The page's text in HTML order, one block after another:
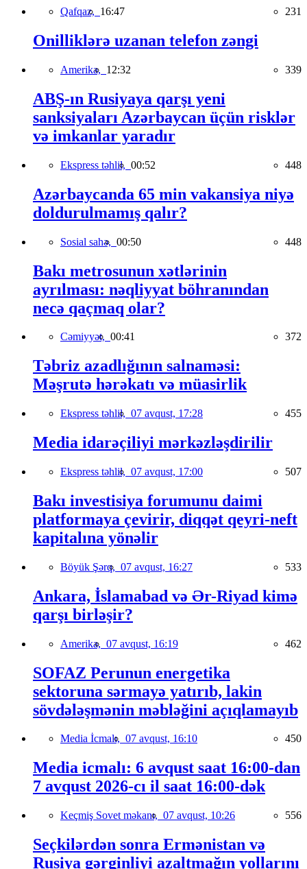
Qafqaz, 16:47 231
Onilliklərə uzanan telefon zəngi
Amerika, 12:32 339
ABŞ-ın Rusiyaya qarşı yeni
sanksiyaları Azərbaycan üçün risklər
və imkanlar yaradır
Ekspress təhlil, 00:52 448
Azərbaycanda 65 min vakansiya niyə
doldurulmamış qalır?
Sosial sahə, 00:50 448
Bakı metrosunun xətlərinin
ayrılması: nəqliyyat böhranından
necə qaçmaq olar?
Cəmiyyət, 00:41 372
Təbriz azadlığının salnaməsi:
Məşrutə hərəkatı və müasirlik
Ekspress təhlil, 07 avqust, 17:28 455
Media idarəçiliyi mərkəzləşdirilir
Ekspress təhlil, 07 avqust, 17:00 507
Bakı investisiya forumunu daimi
platformaya çevirir, diqqət qeyri-neft
kapitalına yönəlir
Böyük Şərq, 07 avqust, 16:27 533
Ankara, İslamabad və Ər-Riyad kimə
qarşı birləşir?
Amerika, 07 avqust, 16:19 462
SOFAZ Perunun energetika
sektoruna sərmayə yatırıb, lakin
sövdələşmənin məbləğini açıqlamayıb
Media İcmalı, 07 avqust, 16:10 450
Media icmalı: 6 avqust saat 16:00-dan
7 avqust 2026-cı il saat 16:00-dək
Keçmiş Sovet məkanı, 07 avqust, 10:26 556
Seçkilərdən sonra Ermənistan və
Rusiya gərginliyi azaltmağın yollarını